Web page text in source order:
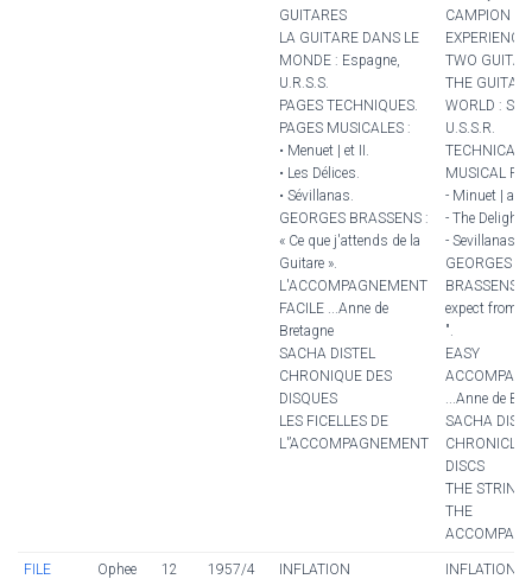
GUITARES
LA GUITARE DANS LE
MONDE : Espagne,
U.R.S.S.
PAGES TECHNIQUES.
PAGES MUSICALES :
• Menuet | et II.
• Les Délices.
• Sévillanas.
GEORGES BRASSENS :
« Ce que j'attends de la
Guitare ».
L'ACCOMPAGNEMENT
FACILE ...Anne de
Bretagne
SACHA DISTEL
CHRONIQUE DES
DISQUES
LES FICELLES DE
L'’ACCOMPAGNEMENT
CAMPION
TWO
THE GUITAR
WORLD :
U.S.S.R.
TECHNICAL
MUSICAL
- Minuet |
- The
- Sevillanas.
GEORGES
BRASSENS :
expect from
".
EASY
...Anne de
SACHA
CHRONICLE
DISCS
THE
THE
FILE Ophee 12 1957/4
INFLATION
INFLATION